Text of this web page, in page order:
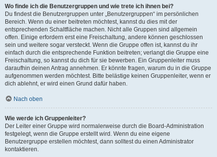
Wo finde ich die Benutzergruppen und wie trete ich ihnen bei?
Du findest die Benutzergruppen unter „Benutzergruppen“ im persönlichen
Bereich. Wenn du einer beitreten möchtest, kannst du dies mit der
entsprechenden Schaltfläche machen. Nicht alle Gruppen sind allgemein
offen. Einige erfordern erst eine Freischaltung, andere können geschlossen
sein und weitere sogar versteckt. Wenn die Gruppe offen ist, kannst du ihr
einfach durch die entsprechende Funktion beitreten; verlangt die Gruppe eine
Freischaltung, so kannst du dich für sie bewerben. Ein Gruppenleiter muss
daraufhin deinen Antrag annehmen. Er könnte fragen, warum du in die Gruppe
aufgenommen werden möchtest. Bitte belästige keinen Gruppenleiter, wenn er
dich ablehnt, er wird einen Grund dafür haben.
Nach oben
Wie werde ich Gruppenleiter?
Der Leiter einer Gruppe wird normalerweise durch die Board-Administration
festgelegt, wenn die Gruppe erstellt wird. Wenn du eine eigene
Benutzergruppe erstellen möchtest, dann solltest du einen Administrator
kontaktieren.